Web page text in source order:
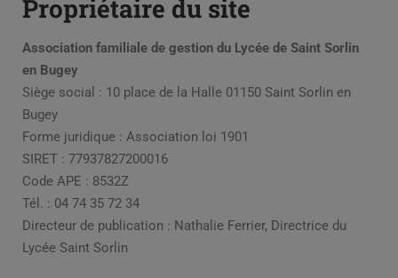
Propriétaire du site
Association familiale de gestion du Lycée de Saint Sorlin
en Bugey
Siège social : 10 place de la Halle 01150 Saint Sorlin en
Bugey
Forme juridique : Association loi 1901
SIRET : 77937827200016
Code APE : 8532Z
Tél. : 04 74 35 72 34
Directeur de publication : Nathalie Ferrier, Directrice du
Lycée Saint Sorlin